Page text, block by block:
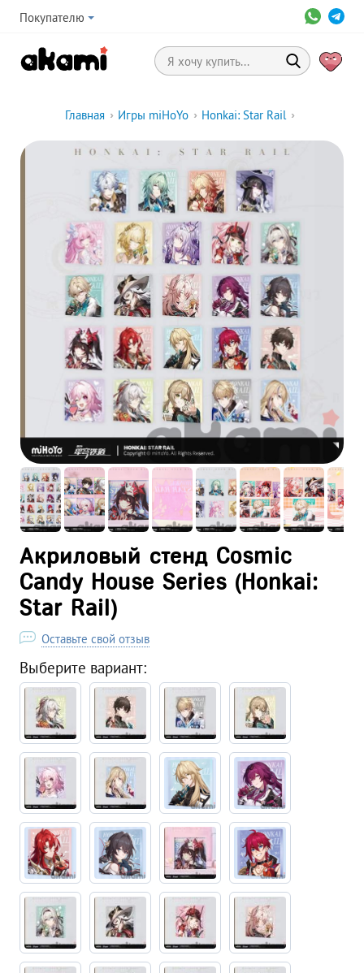
Покупателю
Главная › Игры miHoYo › Honkai: Star Rail ›
Акриловый стенд Cosmic
Candy House Series (Honkai:
Star Rail)
Оставьте свой отзыв
Выберите вариант: